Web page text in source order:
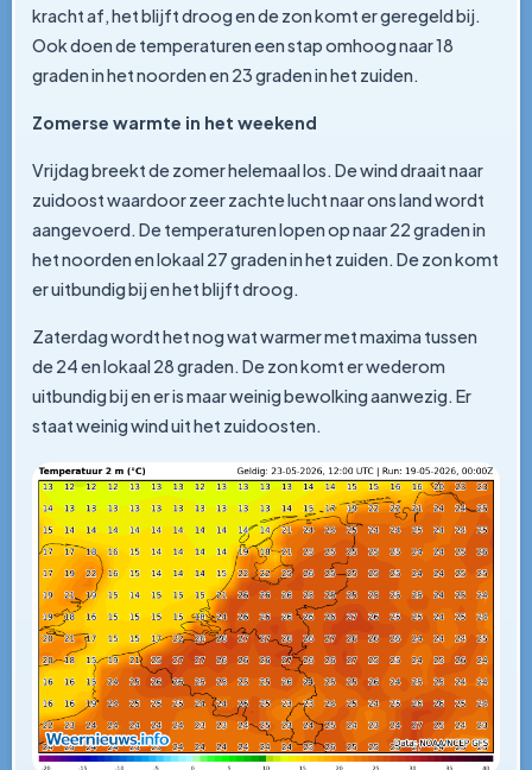
kracht af, het blijft droog en de zon komt er geregeld bij.
Ook doen de temperaturen een stap omhoog naar 18
graden in het noorden en 23 graden in het zuiden.
Zomerse warmte in het weekend
Vrijdag breekt de zomer helemaal los. De wind draait naar
zuidoost waardoor zeer zachte lucht naar ons land wordt
aangevoerd. De temperaturen lopen op naar 22 graden in
het noorden en lokaal 27 graden in het zuiden. De zon komt
er uitbundig bij en het blijft droog.
Zaterdag wordt het nog wat warmer met maxima tussen
de 24 en lokaal 28 graden. De zon komt er wederom
uitbundig bij en er is maar weinig bewolking aanwezig. Er
staat weinig wind uit het zuidoosten.